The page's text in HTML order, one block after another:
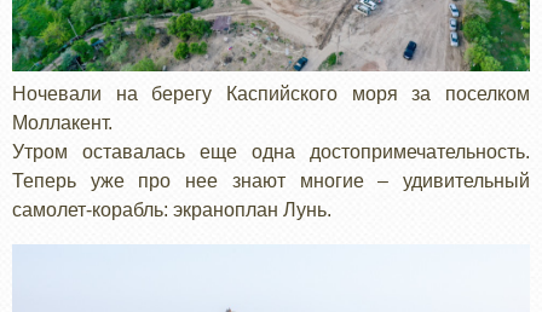
Ночевали на берегу Каспийского моря за поселком
Моллакент.
Утром оставалась еще одна достопримечательность.
Теперь уже про нее знают многие – удивительный
самолет-корабль: экраноплан Лунь.